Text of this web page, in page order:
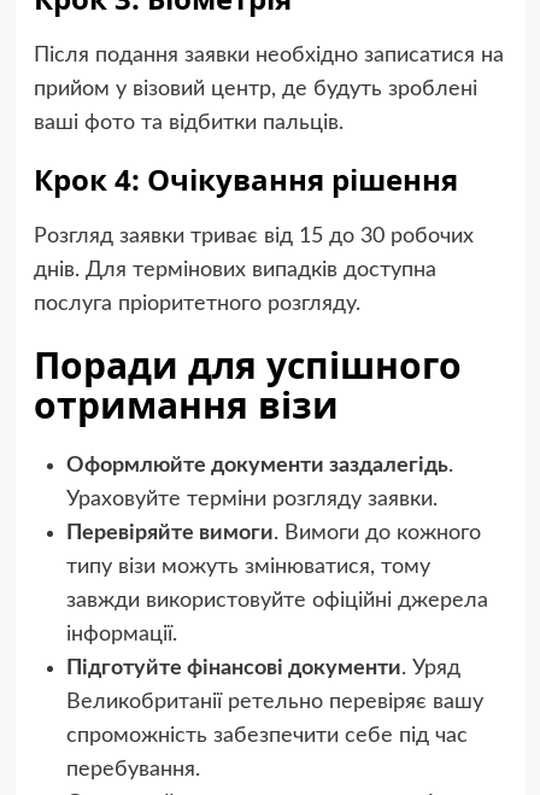
Після подання заявки необхідно записатися на
прийом у візовий центр, де будуть зроблені
ваші фото та відбитки пальців.
Крок 4: Очікування рішення
Розгляд заявки триває від 15 до 30 робочих
днів. Для термінових випадків доступна
послуга пріоритетного розгляду.
Поради для успішного
отримання візи
Оформлюйте документи заздалегідь.
Ураховуйте терміни розгляду заявки.
Перевіряйте вимоги. Вимоги до кожного
типу візи можуть змінюватися, тому
завжди використовуйте офіційні джерела
інформації.
Підготуйте фінансові документи. Уряд
Великобританії ретельно перевіряє вашу
спроможність забезпечити себе під час
перебування.